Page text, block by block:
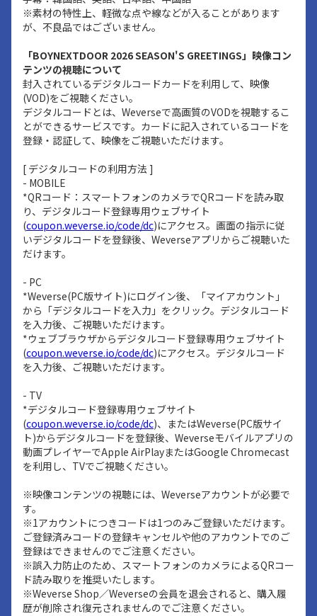
※素材の特性上、軽微な点や線などが入ることがあります
が、不良品ではございません。
「BOYNEXTDOOR 2026 SEASON'S GREETINGS」映像コン
テンツの視聴について
封入されているデジタルコードカードを利用して、映像
(VOD)をご視聴ください。
デジタルコードとは、Weverseで高画質のVODを視聴するこ
とができるサービスです。カードに記入されているコードを
登録・認証して、映像をご視聴いただけます。
[ デジタルコードの利用方法 ]
- MOBILE
*QRコード：スマートフォンのカメラでQRコードを読み取
り、デジタルコード登録専用ウェブサイト
(coupon.weverse.io/code/dc)にアクセス。画面の指示に従
いデジタルコードを登録後、Weverseアプリからご視聴いた
だけます。
- PC
*Weverse(PC版サイト)にログイン後、「マイアカウント」
から「デジタルコードを入力」をクリック。デジタルコード
を入力後、ご視聴いただけます。
*ウェブブラウザからデジタルコード登録専用ウェブサイト
(coupon.weverse.io/code/dc)にアクセス。デジタルコード
を入力後、ご視聴いただけます。
- TV
*デジタルコード登録専用ウェブサイト
(coupon.weverse.io/code/dc)、またはWeverse(PC版サイ
ト)からデジタルコードを登録後、Weverseモバイルアプリの
動画プレイヤーでApple AirPlayまたはGoogle Chromecast
を利用し、TVでご視聴ください。
※映像コンテンツの視聴には、Weverseアカウントが必要で
す。
※1アカウントにつきコードは1つのみご登録いただけます。
ご登録済みコードの登録キャンセルや他のアカウントでのご
登録はできませんのでご注意ください。
※誤入力防止のため、スマートフォンのカメラによるQRコー
ド読み取りを推奨いたします。
※Weverse Shop／Weverseの会員を退会されると、購入履
歴が削除され復元されませんのでご注意ください。